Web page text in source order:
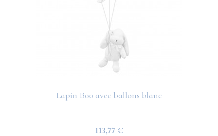
Lapin Boo avec ballons blanc
113,77 €